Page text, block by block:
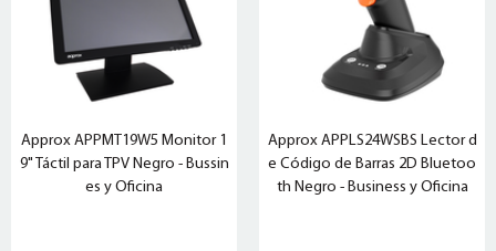
Approx APPMT19W5 Monitor 1
9" Táctil para TPV Negro - Bussin
es y Oficina
Approx APPLS24WSBS Lector d
e Código de Barras 2D Bluetoo
th Negro - Business y Oficina